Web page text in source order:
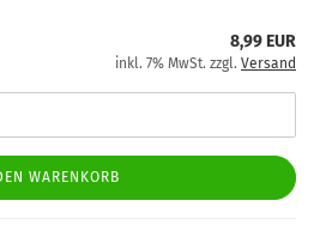
8,99 EUR
inkl. 7% MwSt. zzgl. Versand
WARENKORB